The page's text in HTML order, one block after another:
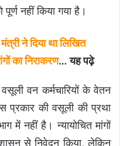
नहीं किया गया है।
ने दिया था लिखित
का निराकरण… यह पढ़े
वन कर्मचारियों के वेतन
प्रकार की वसूली की प्रथा
में नहीं है। न्यायोचित मांगों
से निवेदन किया, लेकिन